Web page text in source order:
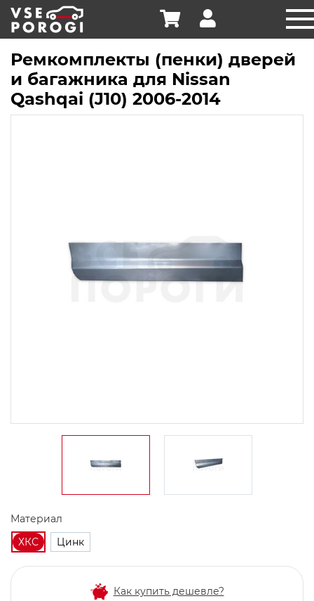
Ремкомплекты (пенки) дверей
и багажника для Nissan
Qashqai (J10) 2006-2014
Материал
ХКС
Цинк
Как купить дешевле?